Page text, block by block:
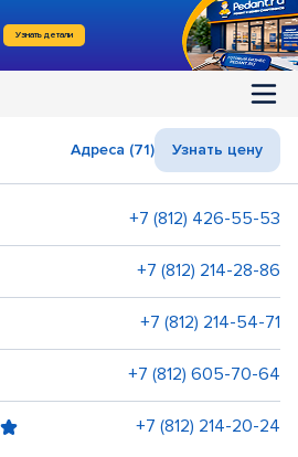
Узнать детали
Адреса (71) Узнать цену
+7 (812) 426-55-53
+7 (812) 214-28-86
+7 (812) 214-54-71
+7 (812) 605-70-64
+7 (812) 214-20-24